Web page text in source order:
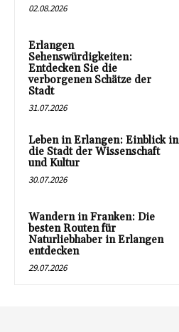
02.08.2026
Erlangen
Sehenswürdigkeiten:
Entdecken Sie die
verborgenen Schätze der
Stadt
31.07.2026
Leben in Erlangen: Einblick in
die Stadt der Wissenschaft
und Kultur
30.07.2026
Wandern in Franken: Die
besten Routen für
Naturliebhaber in Erlangen
entdecken
29.07.2026